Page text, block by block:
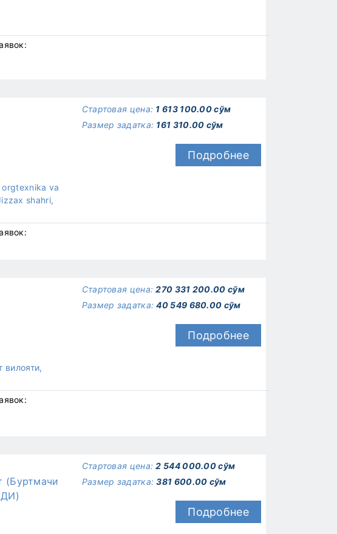
va
shahri,
Стартовая цена: 1 613 100.00 сўм
Размер задатка: 161 310.00 сўм
Подробнее
вилояти,
Стартовая цена:270 331 200.00 сўм
Размер задатка:40 549 680.00 сўм
Подробнее
(Буртмачи
Стартовая цена:2 544 000.00 сўм
Размер задатка:381 600.00 сўм
Подробнее